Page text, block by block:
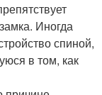
Иногда
спиной,
в том, как